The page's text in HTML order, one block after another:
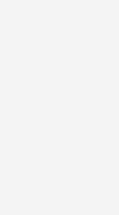
Batterie)
Emissionen kombiniert:
(61 kWh-Batterie)
kWh/100 km; CO₂-